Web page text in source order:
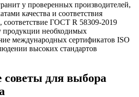
у проверенных производителей,
качества и соответствия
соответствие ГОСТ R 58309-2019
продукции необходимых
международных сертификатов ISO
высоких стандартов
для выбора